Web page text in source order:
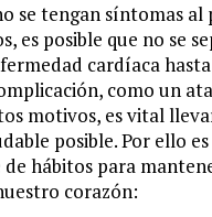
se tengan síntomas al
es posible que no se
cardíaca
como un
motivos, es vital
posible. Por ello
de hábitos para
corazón: